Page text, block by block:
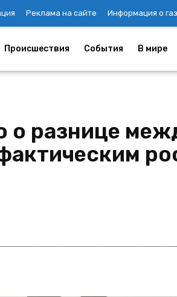
Реклама на сайте Информация о
Происшествия События В мире
о разнице